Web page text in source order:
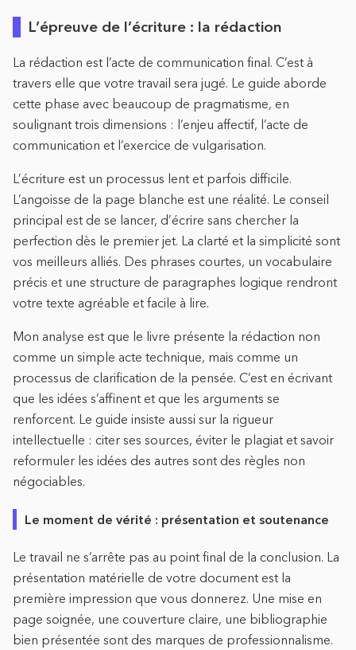
L’épreuve de l’écriture : la rédaction
La rédaction est l’acte de communication final. C’est à
travers elle que votre travail sera jugé. Le guide aborde
cette phase avec beaucoup de pragmatisme, en
soulignant trois dimensions : l’enjeu affectif, l’acte de
communication et l’exercice de vulgarisation.
L’écriture est un processus lent et parfois difficile.
L’angoisse de la page blanche est une réalité. Le conseil
principal est de se lancer, d’écrire sans chercher la
perfection dès le premier jet. La clarté et la simplicité sont
vos meilleurs alliés. Des phrases courtes, un vocabulaire
précis et une structure de paragraphes logique rendront
votre texte agréable et facile à lire.
Mon analyse est que le livre présente la rédaction non
comme un simple acte technique, mais comme un
processus de clarification de la pensée. C’est en écrivant
que les idées s’affinent et que les arguments se
renforcent. Le guide insiste aussi sur la rigueur
intellectuelle : citer ses sources, éviter le plagiat et savoir
reformuler les idées des autres sont des règles non
négociables.
Le moment de vérité : présentation et soutenance
Le travail ne s’arrête pas au point final de la conclusion. La
présentation matérielle de votre document est la
première impression que vous donnerez. Une mise en
page soignée, une couverture claire, une bibliographie
bien présentée sont des marques de professionnalisme.